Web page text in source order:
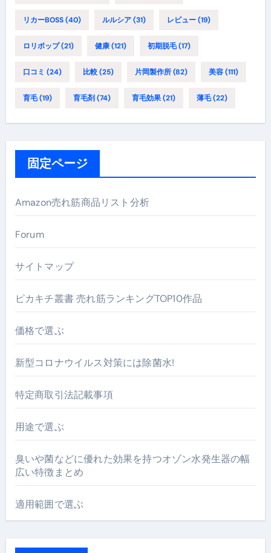
リカーBOSS(40) ルルシア(31) レビュー(19)
ロリポップ(21) 健康(121) 初期脱毛(17)
口コミ (24) 比較(25) 片岡製作所(82) 美容(111)
育毛(19) 育毛剤 (74) 育毛効果(21) 薄毛(22)
固定ページ
Amazon売れ筋商品リスト分析
Forum
サイトマップ
ピカキチ叢書 売れ筋ランキングTOP10作品
価格で選ぶ
新型コロナウイルス対策には除菌水!
特定商取引法記載事項
用途で選ぶ
臭いや菌などに優れた効果を持つオゾン水発生器の幅
広い特徴まとめ
適用範囲で選ぶ